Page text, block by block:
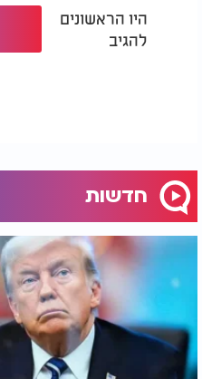
היו הראשונים
להגיב
חדשות